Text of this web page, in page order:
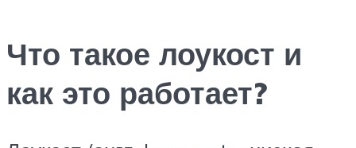
Что такое лоукост и
как это работает?